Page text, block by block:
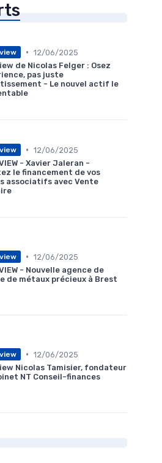
• 12/06/2025
de Nicolas Felger : Osez
pas juste
- Le nouvel actif le
• 12/06/2025
- Xavier Jaleran -
le financement de vos
associatifs avec Vente
• 12/06/2025
- Nouvelle agence de
de métaux précieux à Brest
• 12/06/2025
Nicolas Tamisier, fondateur
NT Conseil-finances